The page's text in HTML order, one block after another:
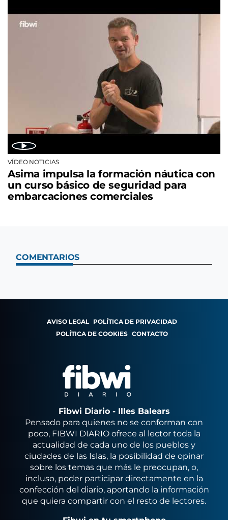
VÍDEO NOTICIAS
Asima impulsa la formación náutica con
un curso básico de seguridad para
embarcaciones comerciales
COMENTARIOS
AVISO LEGAL POLÍTICA DE PRIVACIDAD
POLÍTICA DE COOKIES CONTACTO
Fibwi Diario - Illes Balears
Pensado para quienes no se conforman con
poco, FIBWI DIARIO ofrece al lector toda la
actualidad de cada uno de los pueblos y
ciudades de las Islas, la posibilidad de opinar
sobre los temas que más le preocupan, o,
incluso, poder participar directamente en la
confección del diario, aportando la información
que quiera compartir con el resto de lectores.